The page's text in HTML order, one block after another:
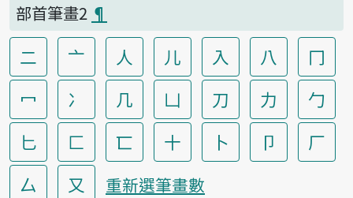
部首筆畫2 ¶
二 亠 人 儿 入 八
冂
冖
冫 几 凵 刀 力
勹
匕
匚 匸 十 卜 卩
厂
厶
又 重新選筆畫數